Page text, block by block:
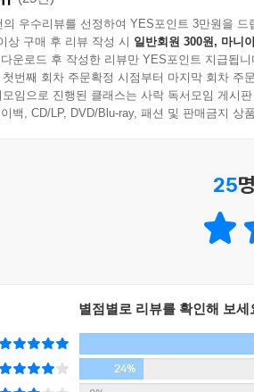
가로막혔습니다. 하지만 좌절하지 않
기를 게을리하지 않았습니다. 이렇듯 스
는 사람 없고, 잘한다고 해서 상을 받거
불구하고 밤새 책을 읽고, 곳곳을 돌며
은 성공하기 위한 수단이 아니라 진정한
지 못했지만 책을 스승으로 삼은 덕분
조선에서 온 스무 살 청년 신용호는 중국
를 운영할 때도, 고국으로 돌아와 한
에 수익성이 낮은 서점을 연 것도 내 욕
의 그릇을 채워 내 그릇까지 함께 키우
에게 참된 경쟁의 의미에 대해 생각해 보
의 우수리뷰를 선정하여 YES포인트 3만원을 드
상 구매 후 리뷰 작성 시 일반회원 300원, 마니
운로드 후 작성한 리뷰만 YES포인트 지급됩니
첫번째 회차 주문확정 시점부터 마지막 회차 주
임으로 진행된 클래스는 사락 독서모임 게시
백, CD/LP, DVD/Blu-ray, 패션 및 판매금지 상
25
별점별로 리뷰를 확인해 보세
24%